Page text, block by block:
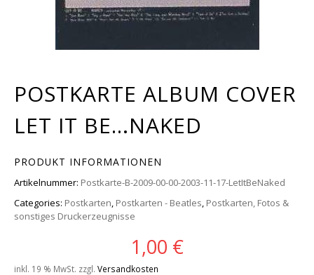
POSTKARTE ALBUM COVER
LET IT BE…NAKED
PRODUKT INFORMATIONEN
Artikelnummer: Postkarte-B-2009-00-00-2003-11-17-LetItBeNaked
Categories: Postkarten, Postkarten - Beatles, Postkarten, Fotos &
sonstiges Druckerzeugnisse
1,00 €
inkl. 19 % MwSt. zzgl. Versandkosten